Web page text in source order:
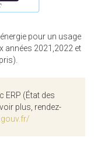
pour un usage
années 2021,2022 et
ERP (État des
plus, rendez-